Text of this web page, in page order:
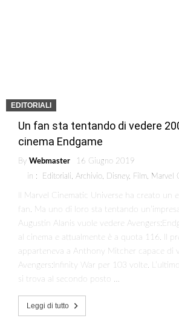
EDITORIALI
Un fan sta tentando di vedere
cinema Endgame
By Webmaster
16 Giugno 2019
in :
Editoriali, Archivio, Disney, Film, Marvel
Il Marvel Cinematic Universe ha creato un
fan. Ma uno di loro sta tentando
Augustin Alanis vuole vedere
al cinema e attualmente è a quota 116. Il
apparteneva a Anthony Mitcher capace di
Avengers:Infinity War per 103 volte.
si trova al secondo posto …
Leggi di tutto